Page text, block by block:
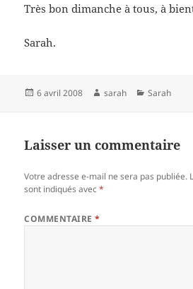
Très bon dimanche à tous, à
Sarah.
Publié
6 avril 2008 Auteur
sarah Catégories
Sarah
Laisser un commentaire
Votre adresse e-mail ne sera pas publiée.
sont indiqués avec*
COMMENTAIRE*